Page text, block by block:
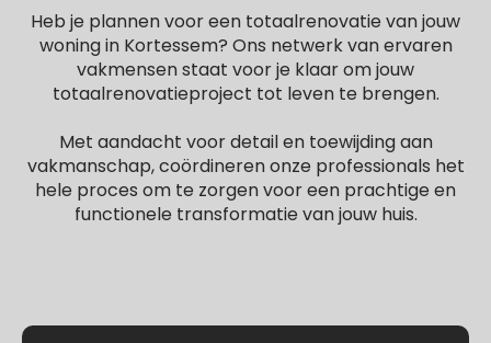
Heb je plannen voor een totaalrenovatie van jouw
woning in Kortessem? Ons netwerk van ervaren
vakmensen staat voor je klaar om jouw
totaalrenovatieproject tot leven te brengen.
Met aandacht voor detail en toewijding aan
vakmanschap, coördineren onze professionals het
hele proces om te zorgen voor een prachtige en
functionele transformatie van jouw huis.